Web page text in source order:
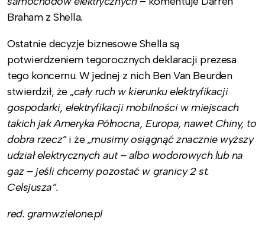
Braham z Shella.
Ostatnie decyzje biznesowe Shella są
potwierdzeniem tegorocznych deklaracji prezesa
tego koncernu. W jednej z nich Ben Van Beurden
stwierdził, że „cały ruch w kierunku elektryfikacji
gospodarki, elektryfikacji mobilności w miejscach
takich jak Ameryka Północna, Europa, nawet Chiny, to
dobra rzecz”i że„musimy osiągnąć znacznie wyższy
udział elektrycznych aut – albo wodorowych lub na
gaz – jeśli chcemy pozostać w granicy 2 st.
Celsjusza”.
red. gramwzielone.pl